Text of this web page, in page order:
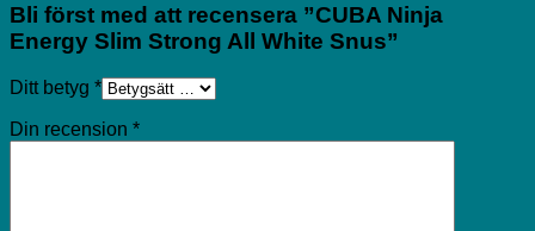
Bli först med att recensera ”CUBA Ninja
Energy Slim Strong All White Snus”
Ditt betyg *
Din recension *